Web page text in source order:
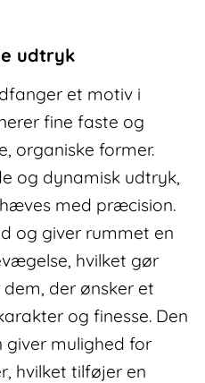
udtryk
et motiv i
fine faste og
organiske former.
og dynamisk udtryk,
med præcision.
og giver rummet en
hvilket gør
der ønsker et
og finesse. Den
mulighed for
hvilket tilføjer en